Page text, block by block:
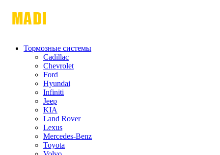
Тормозные системы
Cadillac
Chevrolet
Ford
Hyundai
Infiniti
Jeep
KIA
Land Rover
Lexus
Mercedes-Benz
Toyota